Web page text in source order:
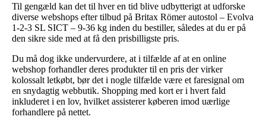
Til gengæld kan det til hver en tid blive udbytterigt at udforske
diverse webshops efter tilbud på Britax Römer autostol – Evolva
1-2-3 SL SICT – 9-36 kg inden du bestiller, således at du er på
den sikre side med at få den prisbilligste pris.
Du må dog ikke undervurdere, at i tilfælde af at en online
webshop forhandler deres produkter til en pris der virker
kolossalt letkøbt, bør det i nogle tilfælde være et faresignal om
en snydagtig webbutik. Shopping med kort er i hvert fald
inkluderet i en lov, hvilket assisterer køberen imod uærlige
forhandlere på nettet.